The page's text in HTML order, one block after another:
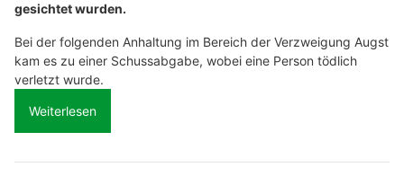
gesichtet wurden.
Bei der folgenden Anhaltung im Bereich der Verzweigung Augst
kam es zu einer Schussabgabe, wobei eine Person tödlich
verletzt wurde.
Weiterlesen